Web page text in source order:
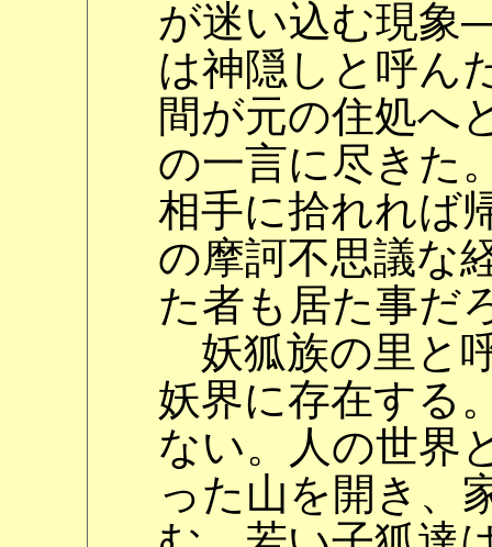
が迷い込む現
は神隠しと呼ん
間が元の住処へ
の一言に尽きた
相手に拾れれば
の摩訶不思議な
た者も居た事だ
妖狐族の里と
妖界に存在する
ない。人の世界
った山を開き、